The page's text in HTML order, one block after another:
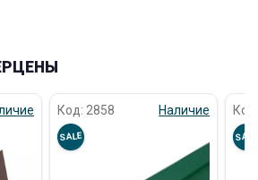
Код: 2858 Наличие
SALE SALE